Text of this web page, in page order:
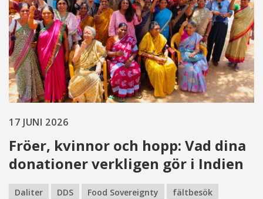
17 JUNI 2026
Fröer, kvinnor och hopp: Vad dina
donationer verkligen gör i Indien
Daliter DDS Food Sovereignty
fältbesök